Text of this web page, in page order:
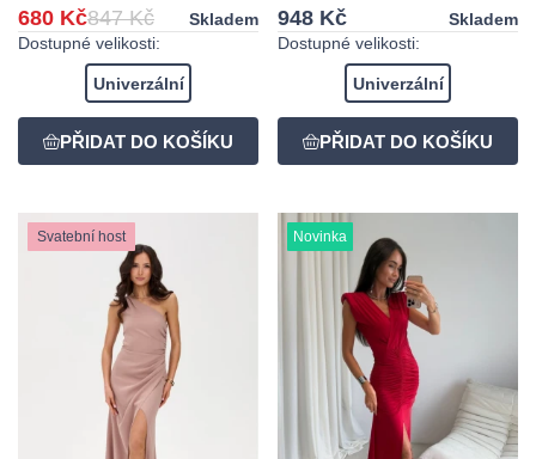
680 Kč847 Kč
Skladem
Dostupné velikosti:
Univerzální
948 Kč
Skladem
Dostupné velikosti:
Univerzální
Svatební host Novinka